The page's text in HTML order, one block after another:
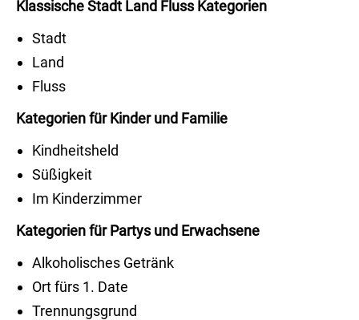
Klassische Stadt Land Fluss Kategorien
Stadt
Land
Fluss
Kategorien für Kinder und Familie
Kindheitsheld
Süßigkeit
Im Kinderzimmer
Kategorien für Partys und Erwachsene
Alkoholisches Getränk
Ort fürs 1. Date
Trennungsgrund